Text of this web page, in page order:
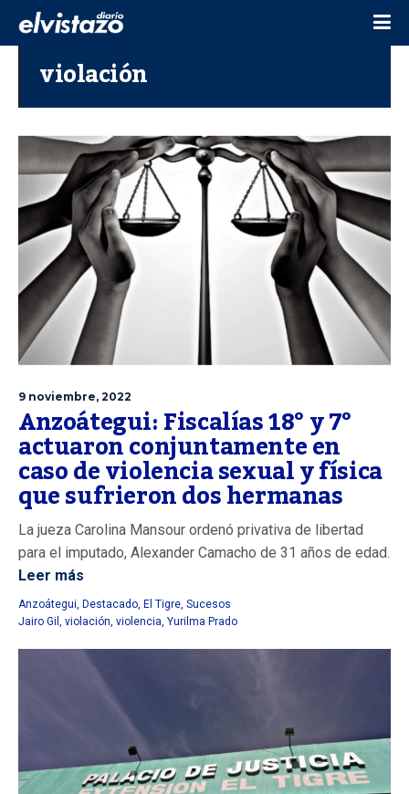
violación
9 noviembre, 2022
Anzoátegui: Fiscalías 18° y 7°
actuaron conjuntamente en
caso de violencia sexual y física
que sufrieron dos hermanas
La jueza Carolina Mansour ordenó privativa de libertad
para el imputado, Alexander Camacho de 31 años de edad.
Leer más
Anzoátegui, Destacado, El Tigre, Sucesos
Jairo Gil , violación, violencia, Yurilma Prado